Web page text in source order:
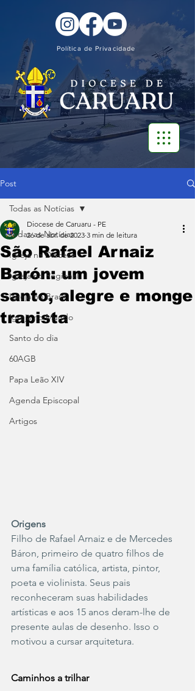
Política de Privacidade
Post
Todas as Notícias
Igreja na Diocese
Igreja no Regional
Igreja no Brasil
Igreja no Mundo
Santo do dia
60AGB
Papa Leão XIV
Agenda Episcopal
Artigos
Todas as Notícias
São Rafael Arnaiz
Barón: um jovem
santo, alegre e monge
trapista
Diocese de Caruaru - PE
26 de abr. de 2023 3 min de leitura
Origens
Filho de Rafael Arnaiz e de Mercedes
Báron, primeiro de quatro filhos de
uma família católica, artista, pintor,
poeta e violinista. Seus pais
reconheceram suas habilidades
artísticas e aos 15 anos deram-lhe de
presente aulas de desenho. Isso o
motivou a cursar arquitetura.
Caminhos a trilhar